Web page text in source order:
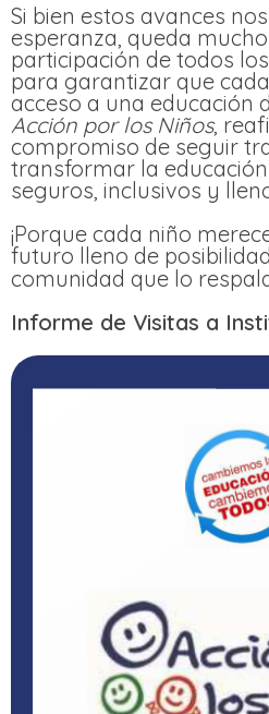
Si bien estos avances
esperanza, queda
participación de todos
para garantizar que
acceso a una educación
Acción por los Niños,
compromiso de seguir
transformar la
seguros, inclusivos y
¡Porque cada niño
futuro lleno de
comunidad que lo
Informe de Visitas a